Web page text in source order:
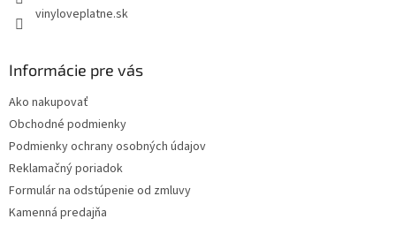
vinyloveplatne.sk
Informácie pre vás
Ako nakupovať
Obchodné podmienky
Podmienky ochrany osobných údajov
Reklamačný poriadok
Formulár na odstúpenie od zmluvy
Kamenná predajňa